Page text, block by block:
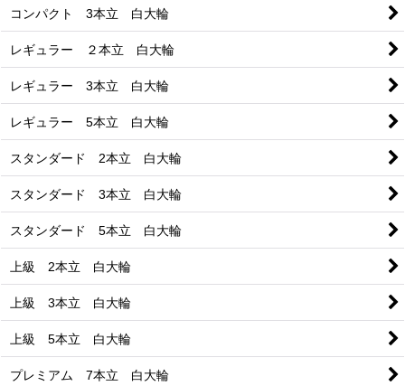
コンパクト 3本立 白大輪
レギュラー ２本立 白大輪
レギュラー 3本立 白大輪
レギュラー 5本立 白大輪
スタンダード 2本立 白大輪
スタンダード 3本立 白大輪
スタンダード 5本立 白大輪
上級 2本立 白大輪
上級 3本立 白大輪
上級 5本立 白大輪
プレミアム 7本立 白大輪